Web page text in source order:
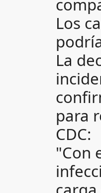
Los
La
para
CDC:
"Con